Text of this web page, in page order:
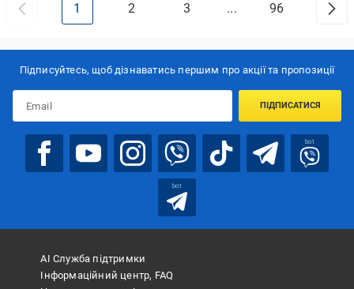
1 2 3 ... 96
Підписуйтесь, щоб дізнаватись першим про акції та пропозиції
ПІДПИСАТИСЯ
bot
bot
АІ Служба підтримки
Інформаційний центр, FAQ